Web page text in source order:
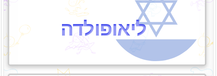
ליאופולדה